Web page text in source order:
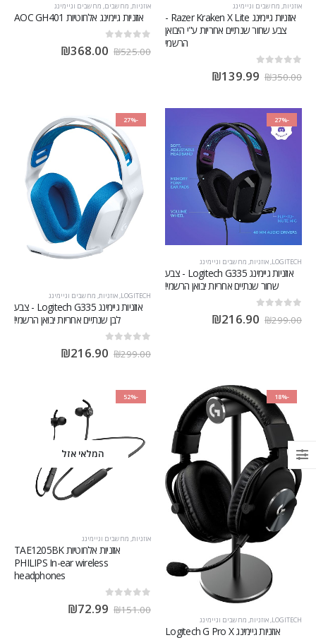
אוזניות, מחשבים וגיימינג
אוזניות גיימינג Razer Kraken X Lite -
צבע שחור שנתיים אחריות ע"י היבואן
הרשמי
₪350.00
₪139.99
אוזניות, מחשבים, מחשבים וגיימינג
אוזניות גיימינג אלחוטיות AOC GH401
₪525.00
₪368.00
-27%
LOGITECH
,אוזניות, מחשבים וגיימינג
אוזניות גיימינג Logitech G335 - צבע
שחור שנתיים אחריות יבואן הרשמי!
₪299.00
₪216.90
-27%
LOGITECH
,אוזניות, מחשבים וגיימינג
אוזניות גיימינג Logitech G335 - צבע
לבן שנתיים אחריות יבואן הרשמי!
₪299.00
₪216.90
-18%
LOGITECH
,אוזניות, מחשבים וגיימינג
אוזניות גיימינג Logitech G Pro X
-52%
המלאי אזל
אוזניות, מחשבים וגיימינג
אוזניות אלחוטיות TAE1205BK
PHILIPS In-ear wireless
headphones
₪151.00
₪72.99